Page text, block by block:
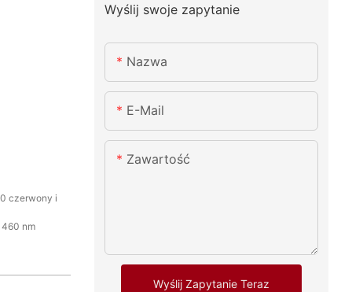
czerwony i
nm
Wyślij swoje zapytanie
Nazwa
E-Mail
Zawartość
Wyślij Zapytanie Teraz